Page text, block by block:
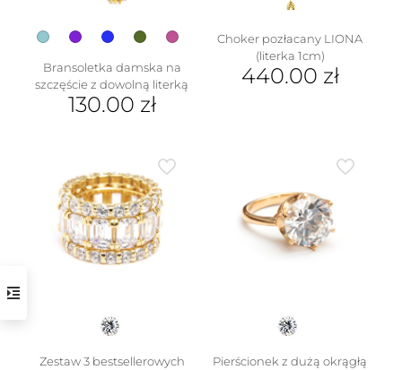
Bransoletka damska na
szczęście z dowolną literką
130.00 zł
wiele
wariantów.
Opcje
można
wybrać
na
Choker pozłacany LIONA
(literka 1cm)
440.00 zł
wariantów.
można
wybrać
na
stronie
Zestaw 3 bestsellerowych
Pierścionek z dużą okrągłą